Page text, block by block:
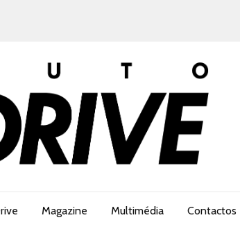
Magazine Multimédia Contactos